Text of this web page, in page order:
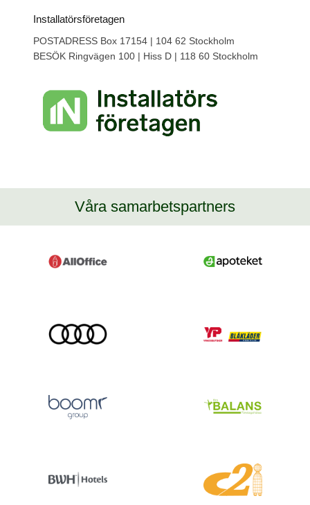
Installatörsföretagen
POSTADRESS Box 17154 | 104 62 Stockholm
BESÖK Ringvägen 100 | Hiss D | 118 60 Stockholm
Våra samarbetspartners